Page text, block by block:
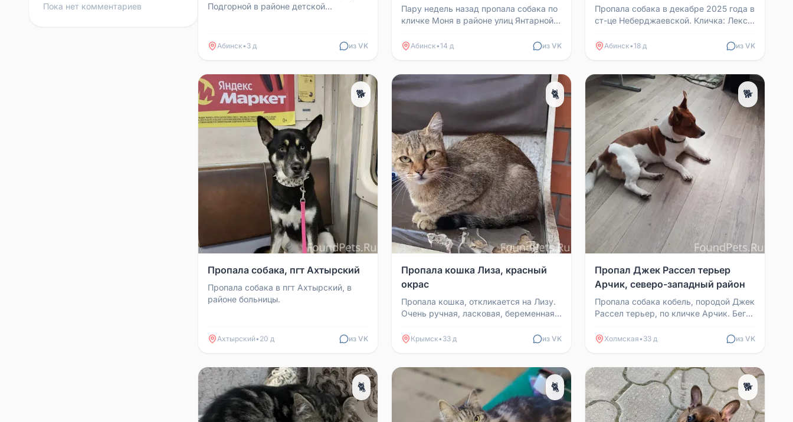
Пока нет комментариев
Подгорной в районе детской
Абинск• 3 д из VK
Пару недель назад пропала собака по
кличке Моня в районе улиц Янтарной и
верните собаку, ...
Абинск•14 д из VK
Пропала собака в декабре 2025 года в
ст-це Неберджаевской. Кличка: Лекса.
колено взросл...
Абинск•18 д из VK
🐕
Пропала собака, пгт Ахтырский
Пропала собака в пгт Ахтырский, в
районе больницы.
Ахтырский• 20 д из VK
🐈
Пропала кошка Лиза, красный
окрас
Пропала кошка, откликается на Лизу.
Очень ручная, ласковая, беременная,
Крымск• 33 д из VK
🐕
Пропал Джек Рассел терьер
Арчик, северо-западный район
Пропала собака кобель, породой Джек
Рассел терьер, по кличке Арчик. Бегал
Просьба сообщ...
Холмская• 33 д из VK
🐈 🐈 🐕